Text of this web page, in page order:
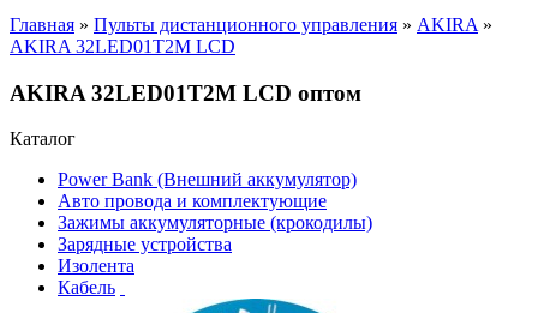
Главная » Пульты дистанционного управления » AKIRA »
AKIRA 32LED01T2M LCD
AKIRA 32LED01T2M LCD оптом
Каталог
Power Bank (Внешний аккумулятор)
Авто провода и комплектующие
Зажимы аккумуляторные (крокодилы)
Зарядные устройства
Изолента
Кабель